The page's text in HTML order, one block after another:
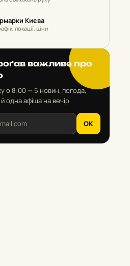
Києва
локації, ціни
важливе про
о 8:00 — 5 новин, погода,
й одна афіша на вечір.
OK